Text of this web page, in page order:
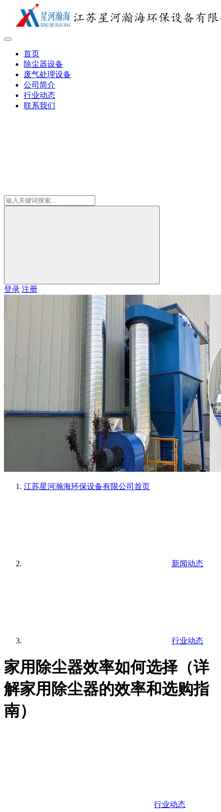
首页
除尘器设备
废气处理设备
公司简介
行业动态
联系我们
登录 注册
江苏星河瀚海环保设备有限公司 首页
新闻动态
行业动态
家用除尘器效率如何选择（详
解家用除尘器的效率和选购指
南）
行业动态